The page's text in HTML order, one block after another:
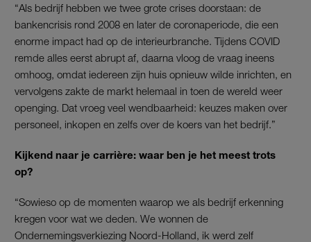
“Als bedrijf hebben we twee grote crises doorstaan: de
bankencrisis rond 2008 en later de coronaperiode, die een
enorme impact had op de interieurbranche. Tijdens COVID
remde alles eerst abrupt af, daarna vloog de vraag ineens
omhoog, omdat iedereen zijn huis opnieuw wilde inrichten, en
vervolgens zakte de markt helemaal in toen de wereld weer
openging. Dat vroeg veel wendbaarheid: keuzes maken over
personeel, inkopen en zelfs over de koers van het bedrijf.”
Kijkend naar je carrière: waar ben je het meest trots
op?
“Sowieso op de momenten waarop we als bedrijf erkenning
kregen voor wat we deden. We wonnen de
Ondernemingsverkiezing Noord-Holland, ik werd zelf